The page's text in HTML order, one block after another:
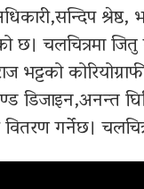
चलचित्रमा
डिजाइन,अनन्त
गर्नेछ।